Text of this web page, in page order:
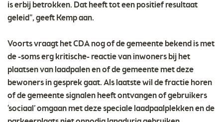
is erbij betrokken. Dat heeft tot een positief resultaat
geleid”, geeft Kemp aan.
Voorts vraagt het CDA nog of de gemeente bekend is met
de -soms erg kritische- reactie van inwoners bij het
plaatsen van laadpalen en of de gemeente met deze
bewoners in gesprek gaat. Als laatste wil de fractie horen
of de gemeente signalen heeft ontvangen of gebruikers
‘sociaal’ omgaan met deze speciale laadpaalplekken en de